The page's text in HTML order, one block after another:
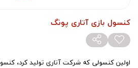
کنسول بازی آتاری پونگ
اولین کنسولی که شرکت آتاری تولید کرد،